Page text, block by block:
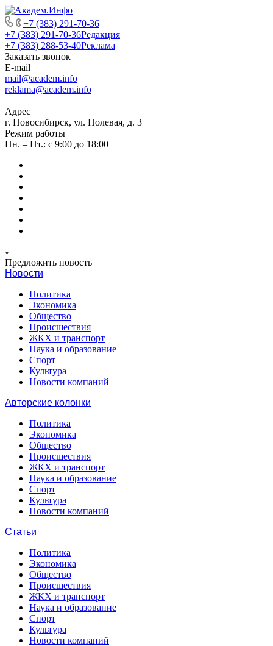
+7 (383) 291-70-36
+7 (383) 291-70-36Редакция
+7 (383) 288-53-40Реклама
Заказать звонок
E-mail
mail@academ.info
reklama@academ.info
Адрес
г. Новосибирск, ул. Полевая, д. 3
Режим работы
Пн. – Пт.: с 9:00 до 18:00
Предложить новость
Новости
Политика
Экономика
Общество
Происшествия
ЖКХ и транспорт
Наука и образование
Спорт
Культура
Новости компаний
Авторские колонки
Политика
Экономика
Общество
Происшествия
ЖКХ и транспорт
Наука и образование
Спорт
Культура
Новости компаний
Статьи
Политика
Экономика
Общество
Происшествия
ЖКХ и транспорт
Наука и образование
Спорт
Культура
Новости компаний